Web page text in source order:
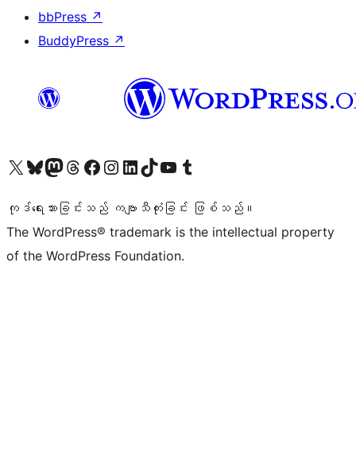
bbPress ↗
BuddyPress ↗
ကျွန်ုပ်တို့၏ X (ယခင် Twitter) အကောင့်သို့ သွားရောက်ကြည့်ရှုပါကျွန်ုပ်တို့၏ Bluesky အကောင့်သို့ ဝင်ရောက်ကြည့်ရှုရန်
ကျွန်ုပ်တို့၏ Mastodon အကောင့်သို့ သွားရောက်ကြည့်ရှုပါကျွန်ုပ်တို့၏ Threads အကောင့်သို့ ဝင်ရောက်ကြည့်ရှုရန်
ကျွန်ုပ်တို့၏ Facebook စာမျက်နှာသို့ သွားရောက်ကြည့်ရှုပါကျွန်ုပ်တို့၏ Instagram အကောင့်သို့ သွားရောက်ကြည့်ရှုပါ ကျွန်ုပ်တို့၏ LinkedIn အကောင့်သို့ သွားရောက်ကြည့်ရှုပါကျွန်ုပ်တို့၏ TikTok အကောင့်သို့ ဝင်ရောက်ကြည့်ရှုရန်
ကျွန်ုပ်တို့၏ YouTube ချန်နယ်သို့ သွားရောက်ကြည့်ရှုပါ ကျွန်ုပ်တို့၏ Tumblr အကောင့်သို့ ဝင်ရောက်ကြည့်ရှုရန်
ကုဒ်ရေးသားခြင်းသည် ကဗျာသီကုံးခြင်း ဖြစ်သည်။
The WordPress® trademark is the intellectual property
of the WordPress Foundation.